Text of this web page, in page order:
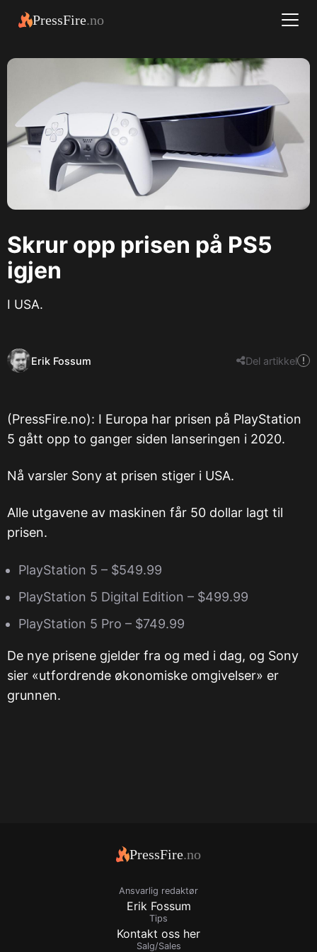
PressFire.no
Skrur opp prisen på PS5
igjen
I USA.
Erik Fossum Del artikkel
(PressFire.no): I Europa har prisen på PlayStation
5 gått opp to ganger siden lanseringen i 2020.
Nå varsler Sony at prisen stiger i USA.
Alle utgavene av maskinen får 50 dollar lagt til
prisen.
PlayStation 5 – $549.99
PlayStation 5 Digital Edition – $499.99
PlayStation 5 Pro – $749.99
De nye prisene gjelder fra og med i dag, og Sony
sier «utfordrende økonomiske omgivelser» er
grunnen.
PressFire.no
Ansvarlig redaktør
Erik Fossum
Tips
Kontakt oss her
Salg/Sales